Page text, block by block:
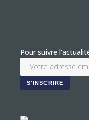
Pour suivre